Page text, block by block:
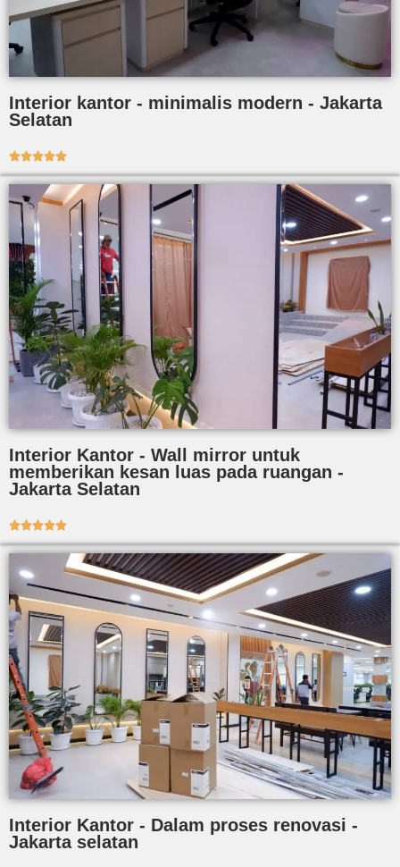
Interior kantor - minimalis modern - Jakarta
Selatan

Interior Kantor - Wall mirror untuk
memberikan kesan luas pada ruangan -
Jakarta Selatan

Interior Kantor - Dalam proses renovasi -
Jakarta selatan